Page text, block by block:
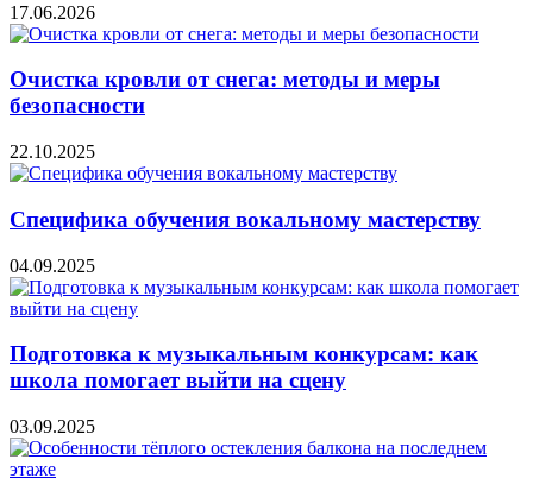
17.06.2026
Очистка кровли от снега: методы и меры
безопасности
22.10.2025
Специфика обучения вокальному мастерству
04.09.2025
Подготовка к музыкальным конкурсам: как
школа помогает выйти на сцену
03.09.2025